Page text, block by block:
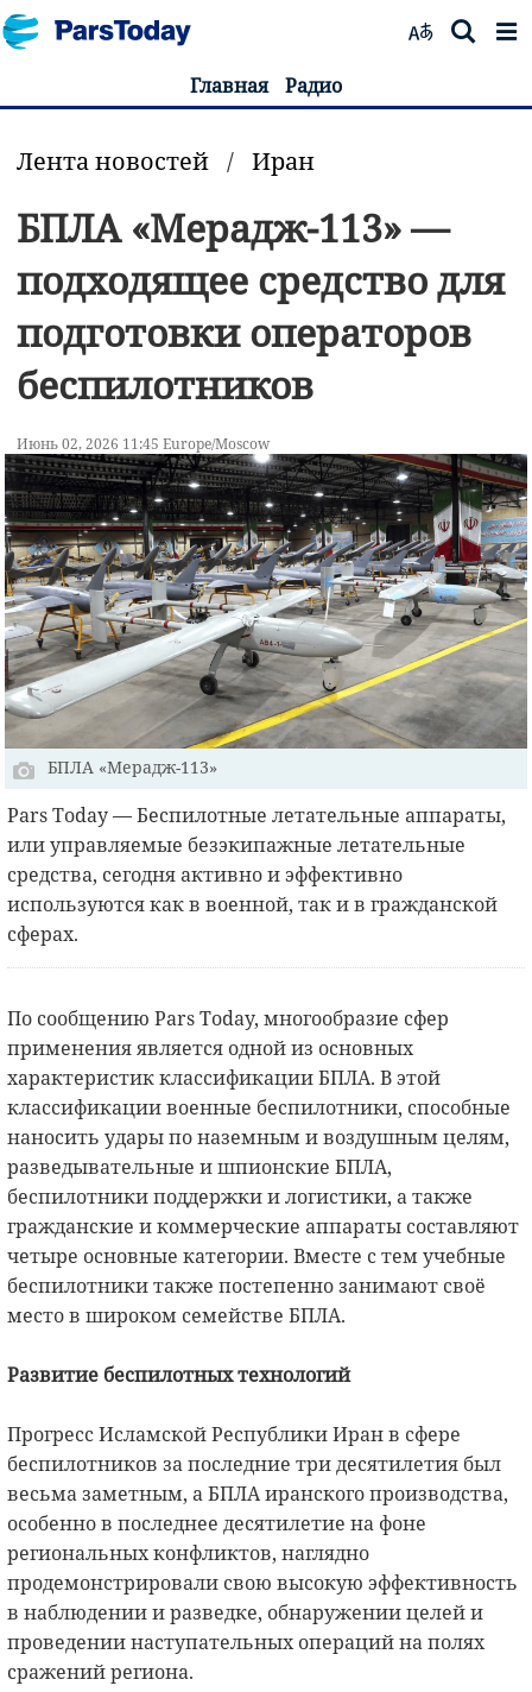
Главная Радио
Лента новостей / Иран
БПЛА «Мерадж-113» —
подходящее средство для
подготовки операторов
беспилотников
Июнь 02, 2026 11:45 Europe/Moscow
БПЛА «Мерадж-113»
Pars Today — Беспилотные летательные аппараты,
или управляемые безэкипажные летательные
средства, сегодня активно и эффективно
используются как в военной, так и в гражданской
сферах.
По сообщению Pars Today, многообразие сфер
применения является одной из основных
характеристик классификации БПЛА. В этой
классификации военные беспилотники, способные
наносить удары по наземным и воздушным целям,
разведывательные и шпионские БПЛА,
беспилотники поддержки и логистики, а также
гражданские и коммерческие аппараты составляют
четыре основные категории. Вместе с тем учебные
беспилотники также постепенно занимают своё
место в широком семействе БПЛА.
Развитие беспилотных технологий
Прогресс Исламской Республики Иран в сфере
беспилотников за последние три десятилетия был
весьма заметным, а БПЛА иранского производства,
особенно в последнее десятилетие на фоне
региональных конфликтов, наглядно
продемонстрировали свою высокую эффективность
в наблюдении и разведке, обнаружении целей и
проведении наступательных операций на полях
сражений региона.